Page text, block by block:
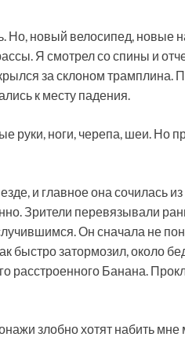
Но, новый велосипед, новые
Я смотрел со спины и
за склоном трамплина.
к месту падения.
руки, ноги, черепа, шеи. Но
и главное она сочилась
Зрители перевязывали
Он сначала не
быстро затормозил, около
расстроенного Банана.
злобно хотят набить мне